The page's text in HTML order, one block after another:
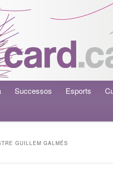
Successos Esports
GUILLEM GALMÉS